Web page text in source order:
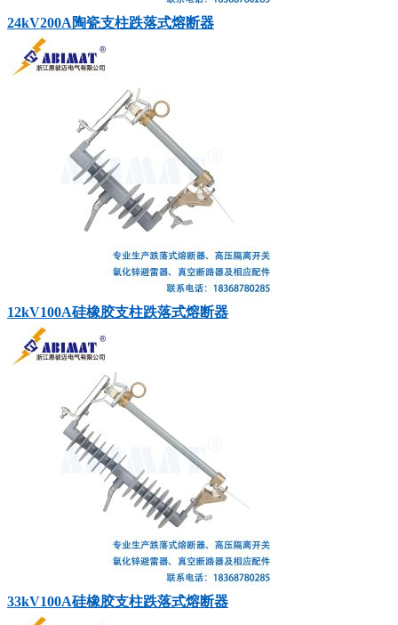
24kV200A陶瓷支柱跌落式熔断器
12kV100A硅橡胶支柱跌落式熔断器
33kV100A硅橡胶支柱跌落式熔断器